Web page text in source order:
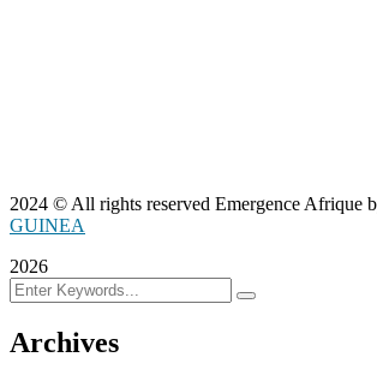
2024 © All rights reserved Emergence Afrique
GUINEA
2026
Archives